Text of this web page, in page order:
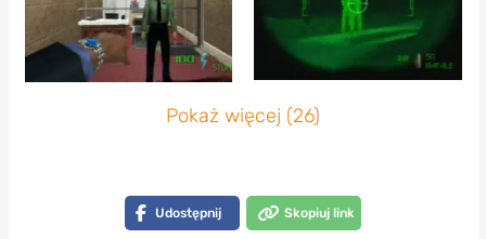
Pokaż więcej (26)
Udostępnij Skopiuj link